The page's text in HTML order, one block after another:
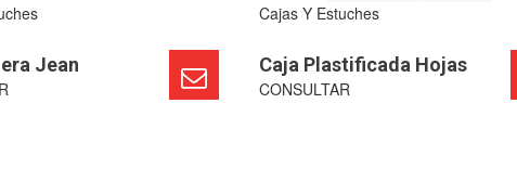
Jean
Cajas Y Estuches
Caja Plastificada Hojas
CONSULTAR